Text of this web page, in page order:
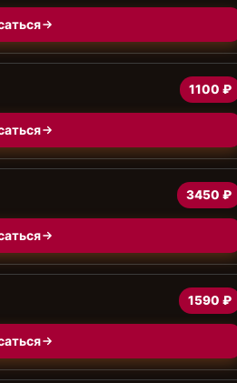
1100 ₽
3450 ₽
1590 ₽